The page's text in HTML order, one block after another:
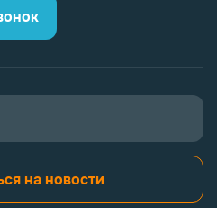
звонок
на новости